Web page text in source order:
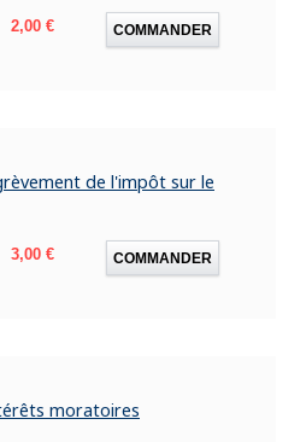
Prix
2,00 € COMMANDER
de l'impôt sur le
Prix
3,00 € COMMANDER
moratoires